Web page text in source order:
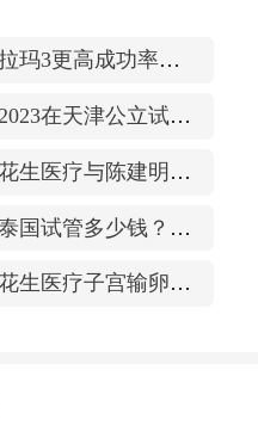
拉玛3更高成功率的保障——泰国超强实验室
2023在天津公立试管医院排名，附带费用明细
花生医疗与陈建明教授达成战略合作，共促精准保胎事业发展
泰国试管多少钱？收费包含什么项目？不成功能退款？
花生医疗子宫输卵管造影中心